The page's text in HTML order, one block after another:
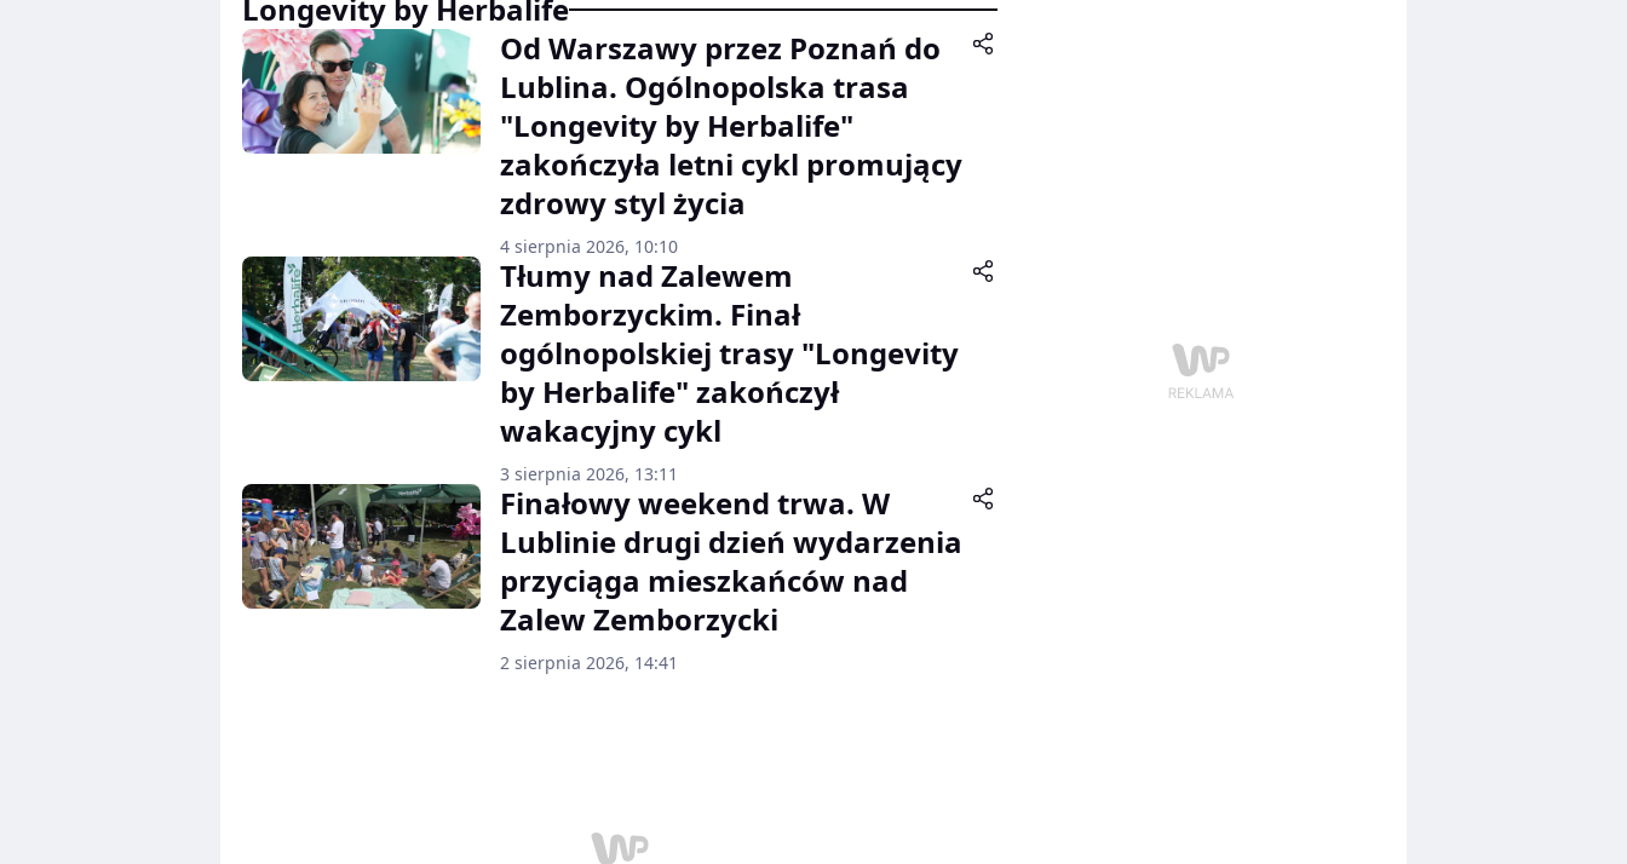
Longevity by Herbalife
Od Warszawy przez Poznań do
Lublina. Ogólnopolska trasa
"Longevity by Herbalife"
zakończyła letni cykl promujący
zdrowy styl życia
4 sierpnia 2026, 10:10
Tłumy nad Zalewem
Zemborzyckim. Finał
ogólnopolskiej trasy "Longevity
by Herbalife" zakończył
wakacyjny cykl
3 sierpnia 2026, 13:11
Finałowy weekend trwa. W
Lublinie drugi dzień wydarzenia
przyciąga mieszkańców nad
Zalew Zemborzycki
2 sierpnia 2026, 14:41